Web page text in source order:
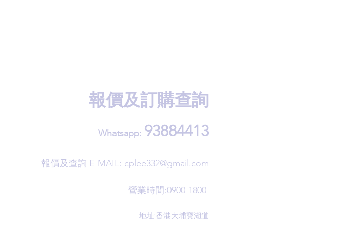
報價及訂購查詢
Whatsapp: 93884413
​報價及查詢 E-MAIL: cplee332@gmail.com
營業時間:0900-1800
地址:香港大埔寶湖道